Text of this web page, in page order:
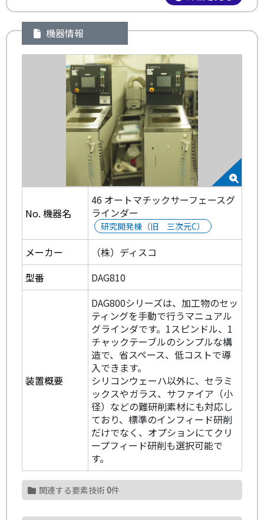
機器情報
No. 機器名
46 オートマチックサーフェースグ
ラインダー
研究開発棟（旧 三次元C）
メーカー
（株）ディスコ
型番
DAG810
装置概要
DAG800シリーズは、加工物のセッ
ティングを手動で行うマニュアル
グラインダです。1スピンドル、1
チャックテーブルのシンプルな構
造で、省スペース、低コストで導
入できます。
シリコンウェーハ以外に、セラミ
ックスやガラス、サファイア（小
径）などの難研削素材にも対応し
ており、標準のインフィード研削
だけでなく、オプションにてクリ
ープフィード研削も選択可能で
す。
関連する要素技術0件